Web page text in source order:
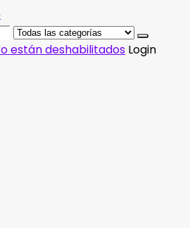
están deshabilitados Login